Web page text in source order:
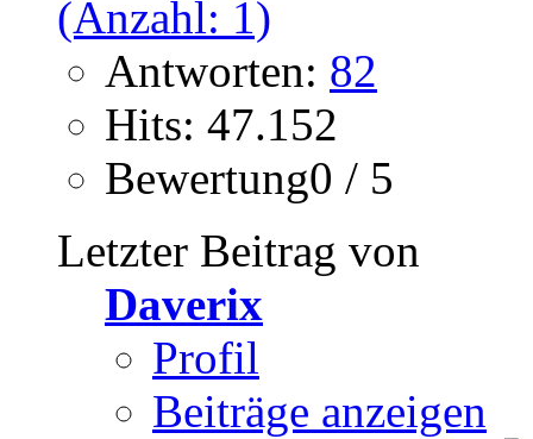
Antworten: 82
Hits: 47.152
Bewertung0 / 5
Letzter Beitrag von
Daverix
Profil
Beiträge anzeigen